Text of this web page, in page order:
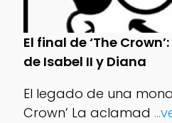
El final de ‘The
de Isabel II y Diana
El legado de una
Crown’ La aclamad